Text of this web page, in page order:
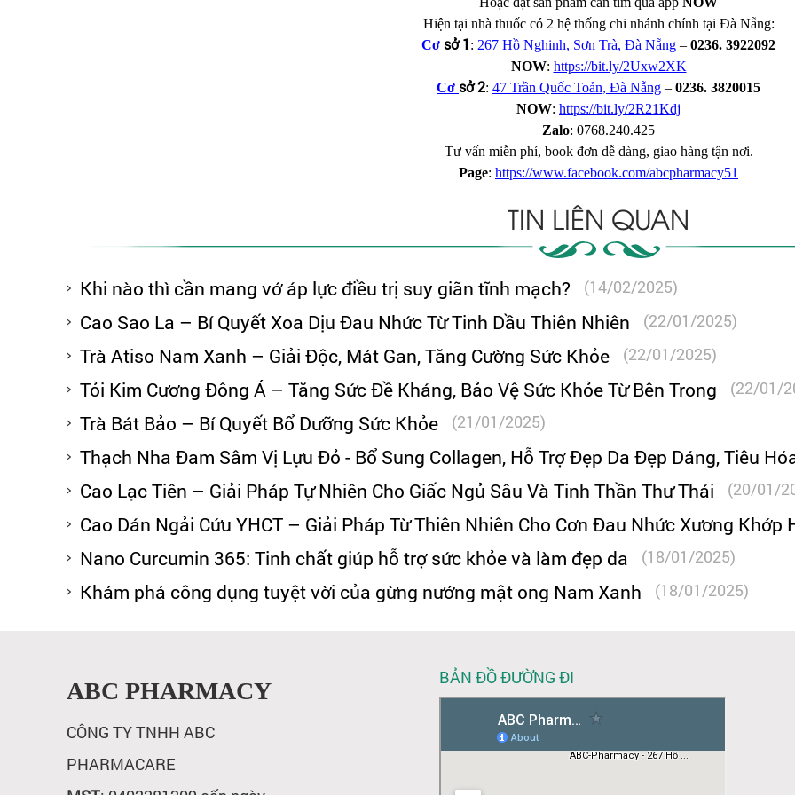
Hiện tại nhà thuốc có 2 hệ thống chi nhánh chính tại Đà Nẵng:
Cơ sở 1 : 267 Hồ Nghinh, Sơn Trà, Đà Nẵng – 0236. 3922092
NOW: https://bit.ly/2Uxw2XK
Cơ sở 2: 47 Trần Quốc Toản, Đà Nẵng – 0236. 3820015
NOW: https://bit.ly/2R21Kdj
Zalo: 0768.240.425
Tư vấn miễn phí, book đơn dễ dàng, giao hàng tận nơi.
Page: https://www.facebook.com/abcpharmacy51
TIN LIÊN QUAN
Khi nào thì cần mang vớ áp lực điều trị suy giãn tĩnh mạch? (14/02/2025)
Cao Sao La – Bí Quyết Xoa Dịu Đau Nhức Từ Tinh Dầu Thiên Nhiên (22/01/2025)
Trà Atiso Nam Xanh – Giải Độc, Mát Gan, Tăng Cường Sức Khỏe (22/01/2025)
Tỏi Kim Cương Đông Á – Tăng Sức Đề Kháng, Bảo Vệ Sức Khỏe Từ Bên Trong (22/01/
Trà Bát Bảo – Bí Quyết Bổ Dưỡng Sức Khỏe (21/01/2025)
Thạch Nha Đam Sâm Vị Lựu Đỏ - Bổ Sung Collagen, Hỗ Trợ Đẹp Da Đẹp Dáng, Tiêu
Cao Lạc Tiên – Giải Pháp Tự Nhiên Cho Giấc Ngủ Sâu Và Tinh Thần Thư Thái
(20/01/
Cao Dán Ngải Cứu YHCT – Giải Pháp Từ Thiên Nhiên Cho Cơn Đau Nhức Xương Khớp
Nano Curcumin 365: Tinh chất giúp hỗ trợ sức khỏe và làm đẹp da
(18/01/2025)
Khám phá công dụng tuyệt vời của gừng nướng mật ong Nam Xanh (18/01/2025)
ABC PHARMACY
CÔNG TY TNHH ABC
PHARMACARE
BẢN ĐỒ ĐƯỜNG ĐI